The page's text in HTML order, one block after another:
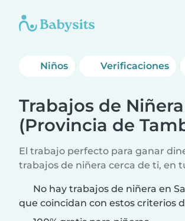
Niños Verificaciones
Trabajos de
(Provincia de
El trabajo perfecto para ganar
trabajos de niñera cerca de ti, en
No hay trabajos de niñera en
que coincidan con estos criterios